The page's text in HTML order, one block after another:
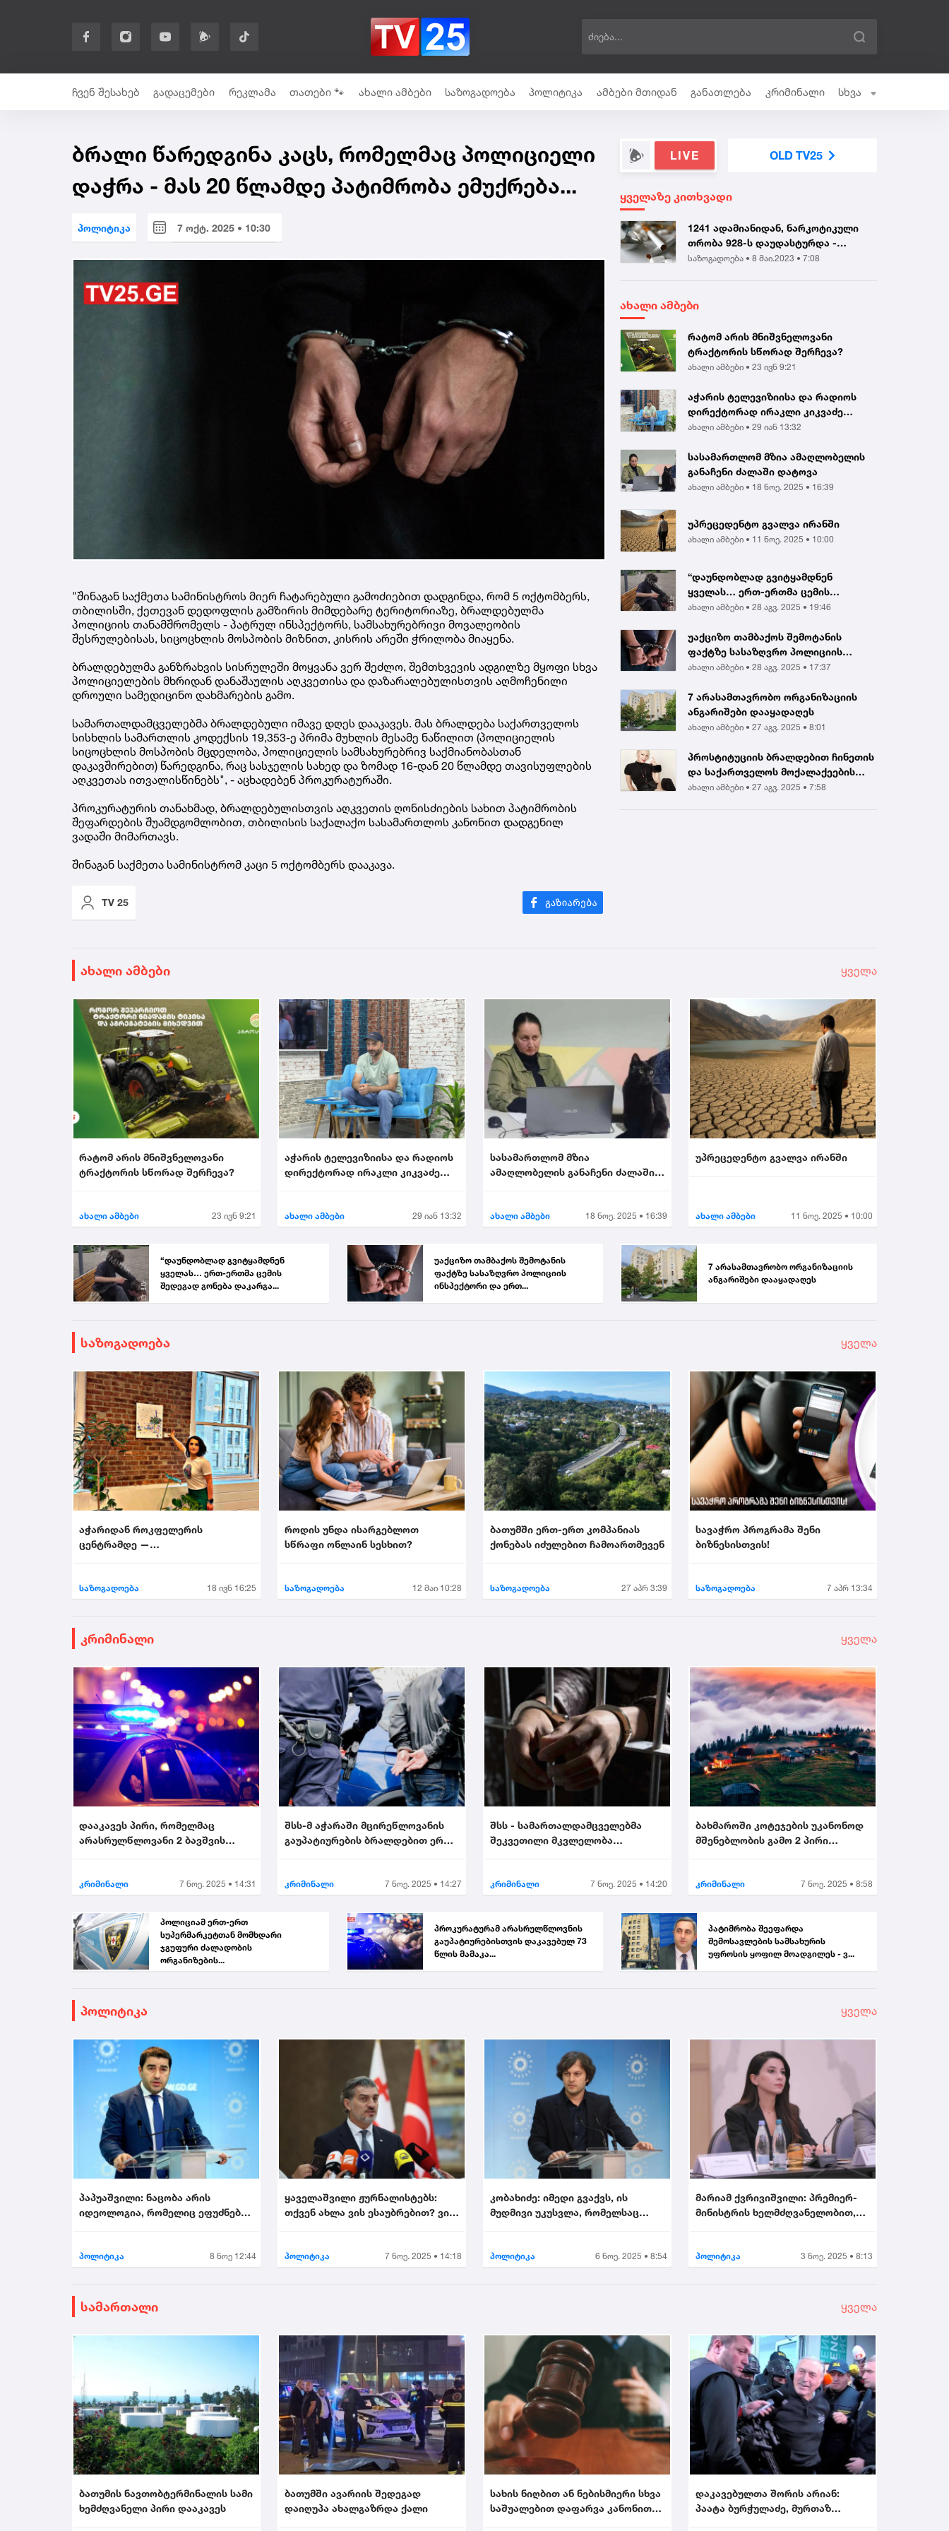
ჩვენ შესახებ გადაცემები რეკლამა თათები 🐾 ახალი ამბები საზოგადოება პოლიტიკა ამბები მთიდან განათლება კრიმინალი სხვა
ბრალი წარედგინა კაცს, რომელმაც პოლიციელი
დაჭრა - მას 20 წლამდე პატიმრობა ემუქრება...
პოლიტიკა 7 ოქტ. 2025 • 10:30
"შინაგან საქმეთა სამინისტროს მიერ ჩატარებული გამოძიებით დადგინდა, რომ 5 ოქტომბერს,
თბილისში, ქეთევან დედოფლის გამზირის მიმდებარე ტერიტორიაზე, ბრალდებულმა
პოლიციის თანამშრომელს - პატრულ ინსპექტორს, სამსახურებრივი მოვალეობის
შესრულებისას, სიცოცხლის მოსპობის მიზნით, კისრის არეში ჭრილობა მიაყენა.
ბრალდებულმა განზრახვის სისრულეში მოყვანა ვერ შეძლო, შემთხვევის ადგილზე მყოფი სხვა
პოლიციელების მხრიდან დანაშაულის აღკვეთისა და დაზარალებულისთვის აღმოჩენილი
დროული სამედიცინო დახმარების გამო.
სამართალდამცველებმა ბრალდებული იმავე დღეს დააკავეს. მას ბრალდება საქართველოს
სისხლის სამართლის კოდექსის 19,353-ე პრიმა მუხლის მესამე ნაწილით (პოლიციელის
სიცოცხლის მოსპობის მცდელობა, პოლიციელის სამსახურებრივ საქმიანობასთან
დაკავშირებით) წარედგინა, რაც სასჯელის სახედ და ზომად 16-დან 20 წლამდე თავისუფლების
აღკვეთას ითვალისწინებს", - აცხადებენ პროკურატურაში.
პროკურატურის თანახმად, ბრალდებულისთვის აღკვეთის ღონისძიების სახით პატიმრობის
შეფარდების შუამდგომლობით, თბილისის საქალაქო სასამართლოს კანონით დადგენილ
ვადაში მიმართავს.
შინაგან საქმეთა სამინისტრომ კაცი 5 ოქტომბერს დააკავა.
TV 25
LIVE OLD TV25
ყველაზე კითხვადი
1241 ადამიანიდან, ნარკოტიკული
თრობა 928-ს დაუდასტურდა -
მიმდინარე წლის...
საზოგადოება • 8 მაი.2023 • 7:08
ახალი ამბები
რატომ არის მნიშვნელოვანი
ტრაქტორის სწორად შერჩევა?
ახალი ამბები • 23 ივნ 9:21
აჭარის ტელევიზიისა და რადიოს
დირექტორად ირაკლი კიკვაძე
აირჩიეს
ახალი ამბები • 29 იან 13:32
სასამართლომ მზია ამაღლობელის
განაჩენი ძალაში დატოვა
ახალი ამბები • 18 ნოე. 2025 • 16:39
უპრეცედენტო გვალვა ირანში
ახალი ამბები • 11 ნოე. 2025 • 10:00
“დაუნდობლად გვიტყამდნენ
ყველას… ერთ-ერთმა ცემის
შედეგად გონება დაკარგა...
ახალი ამბები • 28 აგვ. 2025 • 19:46
უაქციზო თამბაქოს შემოტანის
ფაქტზე სასაზღვრო პოლიციის
ინსპექტორი და ერთ...
ახალი ამბები • 28 აგვ. 2025 • 17:37
7 არასამთავრობო ორგანიზაციის
ანგარიშები დააყადაღეს
ახალი ამბები • 27 აგვ. 2025 • 8:01
პროსტიტუციის ბრალდებით ჩინეთის
და საქართველოს მოქალაქეების
დააკავეს |...
ახალი ამბები • 27 აგვ. 2025 • 7:58
ახალი ამბები ყველა
რატომ არის მნიშვნელოვანი
ტრაქტორის სწორად შერჩევა?
ახალი ამბები 23 ივნ 9:21
აჭარის ტელევიზიისა და რადიოს
დირექტორად ირაკლი კიკვაძე
ახალი ამბები 29 იან 13:32
სასამართლომ მზია
ამაღლობელის განაჩენი ძალაში
ახალი ამბები 18 ნოე. 2025 • 16:39
უპრეცედენტო გვალვა ირანში
ახალი ამბები 11 ნოე. 2025 • 10:00
“დაუნდობლად გვიტყამდნენ
ყველას… ერთ-ერთმა ცემის
შედეგად გონება დაკარგა...
უაქციზო თამბაქოს შემოტანის
ფაქტზე სასაზღვრო პოლიციის
ინსპექტორი და ერთ...
7 არასამთავრობო ორგანიზაციის
ანგარიშები დააყადაღეს
საზოგადოება ყველა
აჭარიდან როკფელერის
ცენტრამდე —
საზოგადოება 18 ივნ 16:25
როდის უნდა ისარგებლოთ
სწრაფი ონლაინ სესხით?
საზოგადოება 12 მაი 10:28
ბათუმში ერთ-ერთ კომპანიას
ქონებას იძულებით ჩამოართმევენ
საზოგადოება 27 აპრ 3:39
სავაჭრო პროგრამა შენი
ბიზნესისთვის!
საზოგადოება 7 აპრ 13:34
კრიმინალი ყველა
დააკავეს პირი, რომელმაც
არასრულწლოვანი 2 ბავშვის
კრიმინალი 7 ნოე. 2025 • 14:31
შსს-მ აჭარაში მცირეწლოვანის
გაუპატიურების ბრალდებით ერთი
კრიმინალი 7 ნოე. 2025 • 14:27
შსს - სამართალდამცველებმა
შეკვეთილი მკვლელობა
კრიმინალი 7 ნოე. 2025 • 14:20
ბახმაროში კოტეჯების უკანონოდ
მშენებლობის გამო 2 პირი
კრიმინალი 7 ნოე. 2025 • 8:58
პოლიციამ ერთ-ერთ
სუპერმარკეტთან მომხდარი
ჯგუფური ძალადობის
ორგანიზების...
პროკურატურამ არასრულწლოვნის
გაუპატიურებისთვის დაკავებულ 73
წლის მამაკა...
პატიმრობა შეეფარდა
შემოსავლების სამსახურის
უფროსის ყოფილ მოადგილეს - ვ...
პოლიტიკა ყველა
პაპუაშვილი: ნაცობა არის
იდეოლოგია, რომელიც ეფუძნება
პოლიტიკა 8 ნოე 12:44
ყაველაშვილი ჟურნალისტებს:
თქვენ ახლა ვის ესაუბრებით? ვინ
პოლიტიკა 7 ნოე. 2025 • 14:18
კობახიძე: იმედი გვაქვს, ის
მუდმივი უკუსვლა, რომელსაც
პოლიტიკა 6 ნოე. 2025 • 8:54
მარიამ ქვრივიშვილი: პრემიერ-
მინისტრის ხელმძღვანელობით,
პოლიტიკა 3 ნოე. 2025 • 8:13
სამართალი ყველა
ბათუმის ნავთობტერმინალის სამი
ხემძღვანელი პირი დააკავეს
ბათუმში ავარიის შედეგად
დაიღუპა ახალგაზრდა ქალი
სახის ნიღბით ან ნებისმიერი სხვა
საშუალებით დაფარვა კანონით
დაკავებულთა შორის არიან:
პაატა ბურჭულაძე, მურთაზ